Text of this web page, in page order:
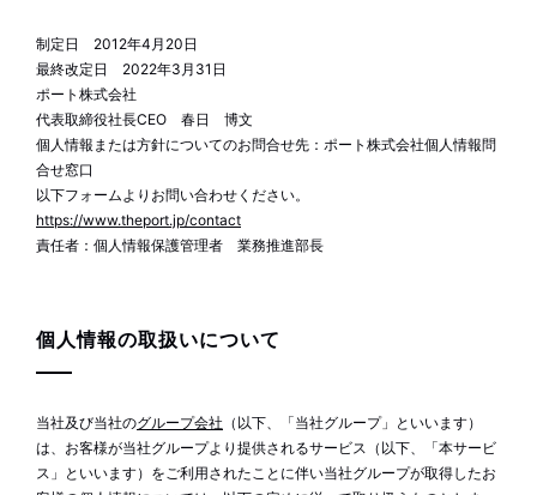
制定日 2012年4月20日
最終改定日 2022年3月31日
ポート株式会社
代表取締役社長CEO 春日 博文
個人情報または方針についてのお問合せ先：ポート株式会社個人情報問
合せ窓口
以下フォームよりお問い合わせください。
https://www.theport.jp/contact
責任者：個人情報保護管理者 業務推進部長
個人情報の取扱いについて
当社及び当社のグループ会社 （以下、「当社グループ」といいます）
は、お客様が当社グループより提供されるサービス（以下、「本サービ
ス」といいます）をご利用されたことに伴い当社グループが取得したお